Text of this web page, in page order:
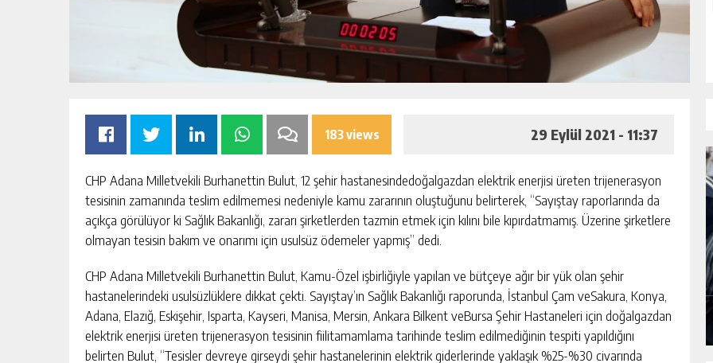
183 views 29 Eylül 2021 - 11:37
CHP Adana Milletvekili Burhanettin Bulut, 12 şehir hastanesindedoğalgazdan elektrik enerjisi üreten trijenerasyon
tesisinin zamanında teslim edilmemesi nedeniyle kamu zararının oluştuğunu belirterek, “Sayıştay raporlarında da
açıkça görülüyor ki Sağlık Bakanlığı, zararı şirketlerden tazmin etmek için kılını bile kıpırdatmamış. Üzerine şirketlere
olmayan tesisin bakım ve onarımı için usulsüz ödemeler yapmış” dedi.
CHP Adana Milletvekili Burhanettin Bulut, Kamu-Özel işbirliğiyle yapılan ve bütçeye ağır bir yük olan şehir
hastanelerindeki usulsüzlüklere dikkat çekti. Sayıştay’ın Sağlık Bakanlığı raporunda, İstanbul Çam veSakura, Konya,
Adana, Elazığ, Eskişehir, Isparta, Kayseri, Manisa, Mersin, Ankara Bilkent veBursa Şehir Hastaneleri için doğalgazdan
elektrik enerjisi üreten trijenerasyon tesisinin fiilitamamlama tarihinde teslim edilmediğinin tespiti yapıldığını
belirten Bulut, “Tesisler devreye girseydi şehir hastanelerinin elektrik giderlerinde yaklaşık %25-%30 civarında
GÜNLÜK HABER AKIŞI
ADANA’DA YER ALTI SULARI TEHLİKEDE
GERDAN KÖYÜ SANAYİ SUYU
CENDERESİNDE
GÜNLÜK HABER AKIŞI
İLK VE TEK 7 YILDIZLI TİCARET BORSASI
UNVANI ATB’NİN